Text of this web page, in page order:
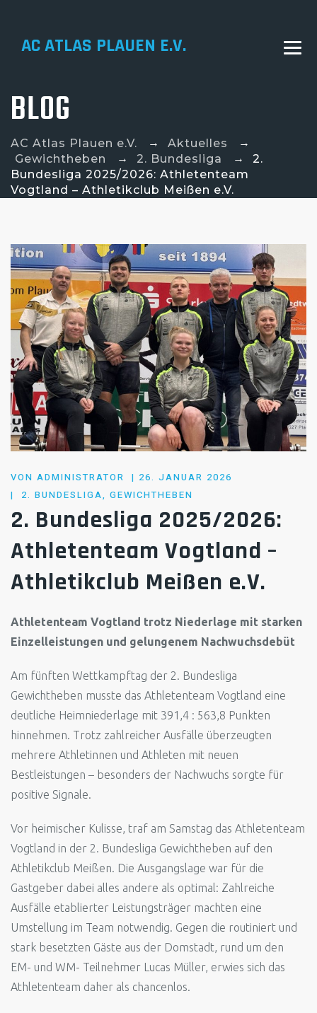
AC ATLAS PLAUEN E.V.
BLOG
AC Atlas Plauen e.V. → Aktuelles
→
Gewichtheben
→ 2. Bundesliga → 2.
Bundesliga 2025/2026: Athletenteam
Vogtland – Athletikclub Meißen e.V.
VON ADMINISTRATOR
POSTED
ON
26. JANUAR 2026
2. BUNDESLIGA, GEWICHTHEBEN
2. Bundesliga 2025/2026:
Athletenteam Vogtland –
Athletikclub Meißen e.V.
Athletenteam Vogtland trotz Niederlage mit starken
Einzelleistungen und gelungenem Nachwuchsdebüt
Am fünften Wettkampftag der 2. Bundesliga
Gewichtheben musste das Athletenteam Vogtland eine
deutliche Heimniederlage mit 391,4 : 563,8 Punkten
hinnehmen. Trotz zahlreicher Ausfälle überzeugten
mehrere Athletinnen und Athleten mit neuen
Bestleistungen – besonders der Nachwuchs sorgte für
positive Signale.
Vor heimischer Kulisse, traf am Samstag das Athletenteam
Vogtland in der 2. Bundesliga Gewichtheben auf den
Athletikclub Meißen. Die Ausgangslage war für die
Gastgeber dabei alles andere als optimal: Zahlreiche
Ausfälle etablierter Leistungsträger machten eine
Umstellung im Team notwendig. Gegen die routiniert und
stark besetzten Gäste aus der Domstadt, rund um den
EM- und WM- Teilnehmer Lucas Müller, erwies sich das
Athletenteam daher als chancenlos.